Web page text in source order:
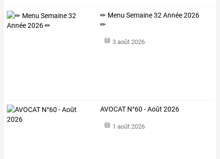
✏ Menu Semaine 32 Année 2026
✏
3 août 2026
AVOCAT N°60 - Août 2026
1 août 2026